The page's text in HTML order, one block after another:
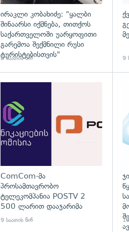
ირაკლი კობახიძე: "ყალბი
შინაარსი იქმნება, თითქოს
საქართველოში უარყოფითი
გარემოა შექმნილი რუსი
ტურისტებისთვის"
8 საათის წინ 9
ComCom-მა
პროსამთავრობო
ტელეკომპანია POSTV 2
500 ლარით დააჯარიმა
9 საათის წინ